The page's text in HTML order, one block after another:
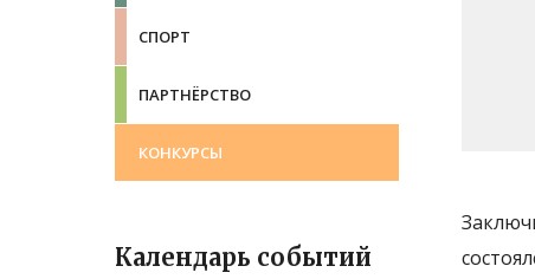
СПОРТ
ПАРТНЁРСТВО
КОНКУРСЫ
Календарь событий